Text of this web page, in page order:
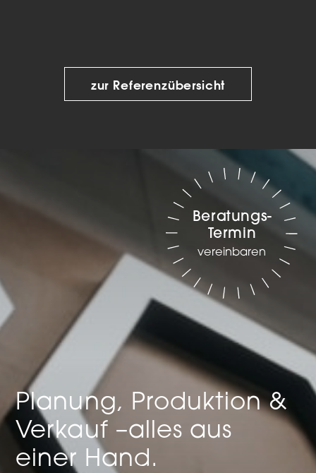
zur Referenzübersicht
Planung, Produktion &
Verkauf –alles aus
einer Hand.
Beratungs-
Termin
vereinbaren